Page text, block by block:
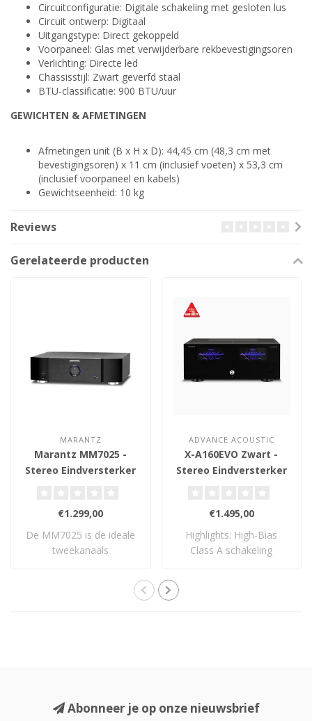
Circuitconfiguratie: Digitale schakeling met gesloten lus
Circuit ontwerp: Digitaal
Uitgangstype: Direct gekoppeld
Voorpaneel: Glas met verwijderbare rekbevestigingsoren
Verlichting: Directe led
Chassisstijl: Zwart geverfd staal
BTU-classificatie: 900 BTU/uur
GEWICHTEN & AFMETINGEN
Afmetingen unit (B x H x D): 44,45 cm (48,3 cm met
bevestigingsoren) x 11 cm (inclusief voeten) x 53,3 cm
(inclusief voorpaneel en kabels)
Gewichtseenheid: 10 kg
Reviews
Gerelateerde producten
MARANTZ
Marantz MM7025 -
Stereo Eindversterker
€1.299,00
De MM7025 is de ideale
tweekanaals
ADVANCE ACOUSTIC
X-A160EVO Zwart -
Stereo Eindversterker
€1.495,00
Highlights: High-Bias
Class A schakeling
Abonneer je op onze nieuwsbrief